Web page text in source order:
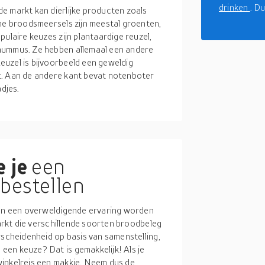
markt kan dierlijke producten zoals
broodsmeersels zijn meestal groenten,
keuzes zijn plantaardige reuzel,
Ze hebben allemaal een andere
is bijvoorbeeld een geweldig
de andere kant bevat notenboter
je een
een overweldigende ervaring worden
die verschillende soorten broodbeleg
op basis van samenstelling,
keuze? Dat is gemakkelijk! Als je
een makkie. Neem dus de
drinken .